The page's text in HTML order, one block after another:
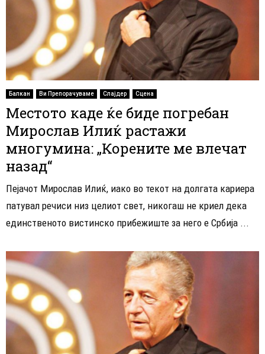
Балкан Ви Препорачуваме Слајдер Сцена
Местото каде ќе биде погребан
Мирослав Илиќ растажи
многумина: „Корените ме влечат
назад“
Пејачот Мирослав Илиќ, иако во текот на долгата кариера
патувал речиси низ целиот свет, никогаш не криел дека
единственото вистинско прибежиште за него е Србија ...